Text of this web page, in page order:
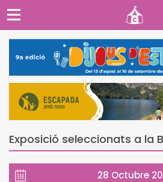
Exposició seleccionats a la
28 Octubre